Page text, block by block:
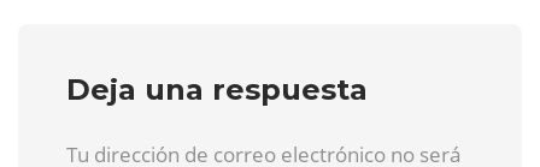
Deja una respuesta
Tu dirección de correo electrónico no será